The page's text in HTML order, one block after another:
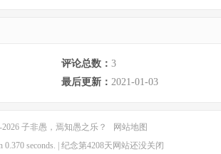
评论总数： 3
最后更新： 2021-01-03
子非愚，焉知愚之乐？
网站地图
0.370 seconds. | 纪念第4208天网站还没关闭